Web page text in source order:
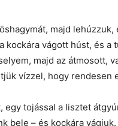
majd
kockára vágott húst, és
majd az átmosott,
vízzel, hogy rendesen
egy tojással a lisztet
bele – és kockára vágjuk.